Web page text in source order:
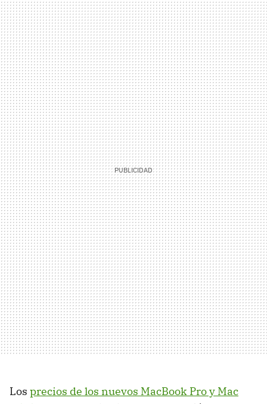
Los precios de los nuevos MacBook Pro y Mac